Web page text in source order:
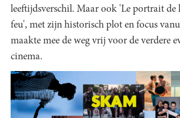
leeftijdsverschil. Maar ook 'Le portrait de
feu', met zijn historisch plot en focus
maakte mee de weg vrij voor de verdere
cinema.